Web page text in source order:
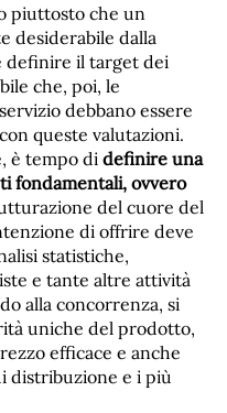
piuttosto che un
desiderabile dalla
definire il target dei
che, poi, le
debbano essere
queste valutazioni.
è tempo di definire una
fondamentali, ovvero
del cuore del
di offrire deve
statistiche,
e tante altre attività
alla concorrenza, si
uniche del prodotto,
efficace e anche
distribuzione e i più